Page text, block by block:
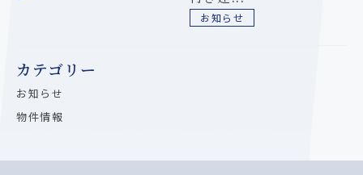
お知らせ
カテゴリー
お知らせ
物件情報